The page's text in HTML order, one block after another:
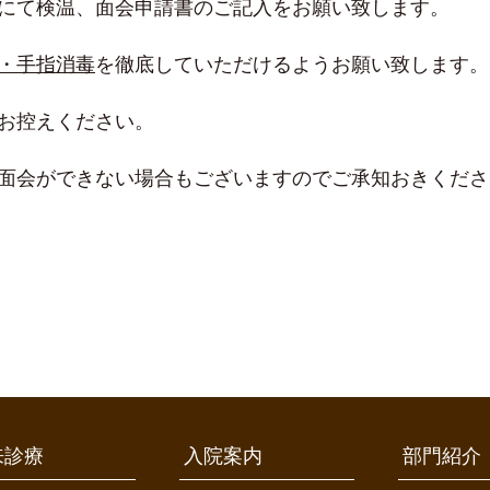
て検温、面会申請書のご記入をお願い致します。
手指消毒を徹底していただけるようお願い致します。
控えください。
会ができない場合もございますのでご承知おきくだ
療 入院案内 部門紹介